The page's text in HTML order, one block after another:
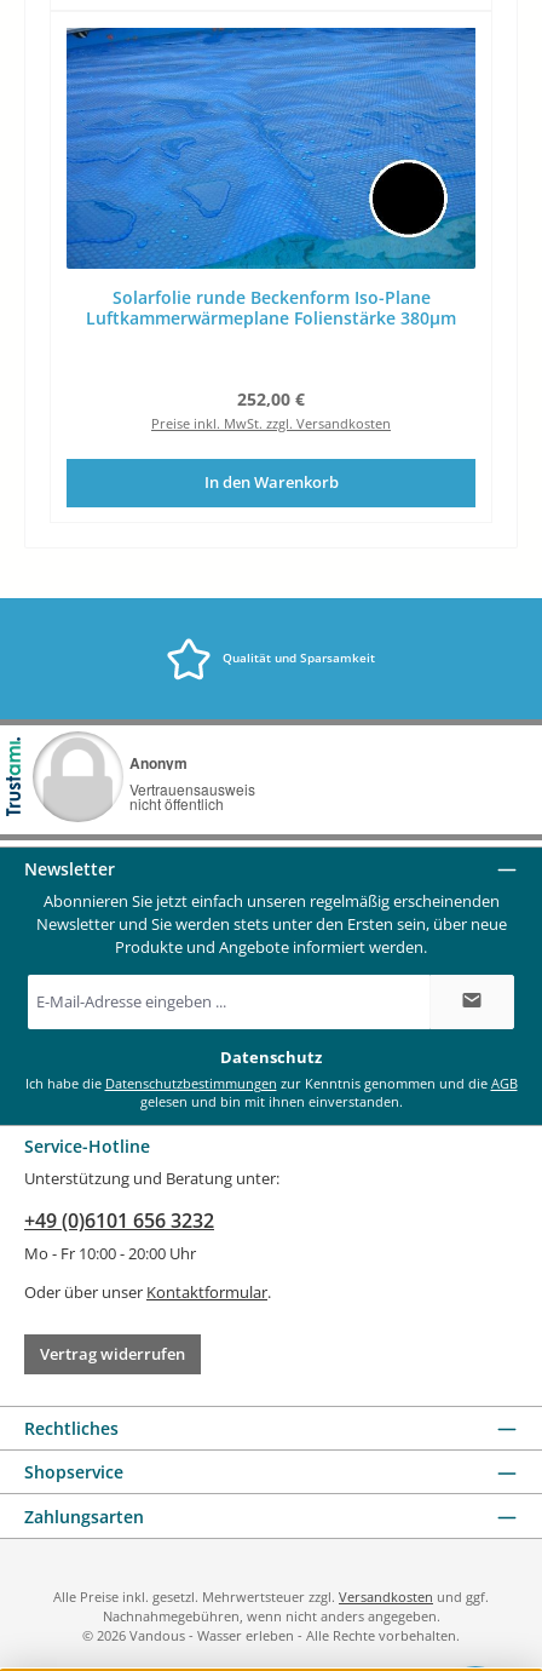
Solarfolie runde Beckenform Iso-Plane
Luftkammerwärmeplane Folienstärke 380µm
Regulärer Preis:
252,00 €
Preise inkl. MwSt. zzgl. Versandkosten
In den Warenkorb
Qualität und Sparsamkeit
Newsletter
Abonnieren Sie jetzt einfach unseren regelmäßig erscheinenden
Newsletter und Sie werden stets unter den Ersten sein, über neue
Produkte und Angebote informiert werden.
Mail-
Datenschutz
Ich habe die Datenschutzbestimmungen zur Kenntnis genommen und die AGB
gelesen und bin mit ihnen einverstanden.
Service-Hotline
Unterstützung und Beratung unter:
+49 (0)6101 656 3232
Mo - Fr 10:00 - 20:00 Uhr
Oder über unser Kontaktformular.
Vertrag widerrufen
Rechtliches
Shopservice
Zahlungsarten
Alle Preise inkl. gesetzl. Mehrwertsteuer zzgl. Versandkosten und ggf.
Nachnahmegebühren, wenn nicht anders angegeben.
© 2026 Vandous - Wasser erleben - Alle Rechte vorbehalten.